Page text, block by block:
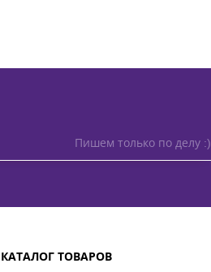
Пишем только по делу :)
КАТАЛОГ ТОВАРОВ